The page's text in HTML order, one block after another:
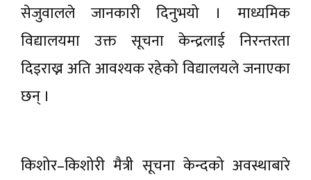
सेजुवालले जानकारी दिनुभयो । माध्यमिक
विद्यालयमा उक्त सूचना केन्द्रलाई निरन्तरता
दिइराख्न अति आवश्यक रहेको विद्यालयले जनाएका
छन् ।
किशोर–किशोरी मैत्री सूचना केन्दको अवस्थाबारे